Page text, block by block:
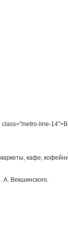
class="metro-line-
кафе,
А. Векшинского.